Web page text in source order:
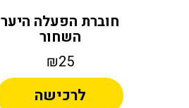
חוברת הפעלה היער
השחור
₪25
לרכישה